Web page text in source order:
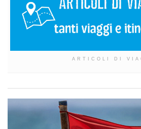
ARTICOLI DI